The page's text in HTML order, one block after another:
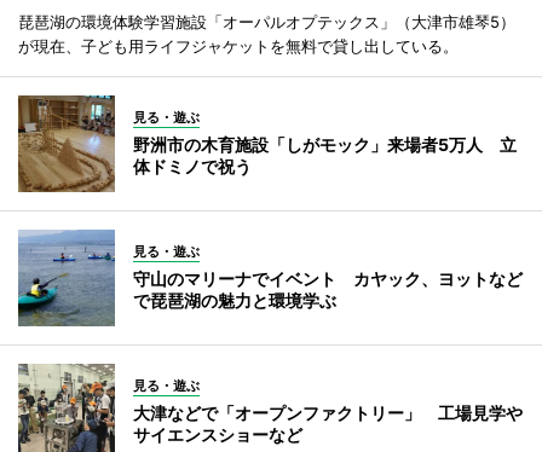
琵琶湖の環境体験学習施設「オーパルオプテックス」（大津市雄琴5）
が現在、子ども用ライフジャケットを無料で貸し出している。
見る・遊ぶ
野洲市の木育施設「しがモック」来場者5万人 立
体ドミノで祝う
見る・遊ぶ
守山のマリーナでイベント カヤック、ヨットなど
で琵琶湖の魅力と環境学ぶ
見る・遊ぶ
大津などで「オープンファクトリー」 工場見学や
サイエンスショーなど